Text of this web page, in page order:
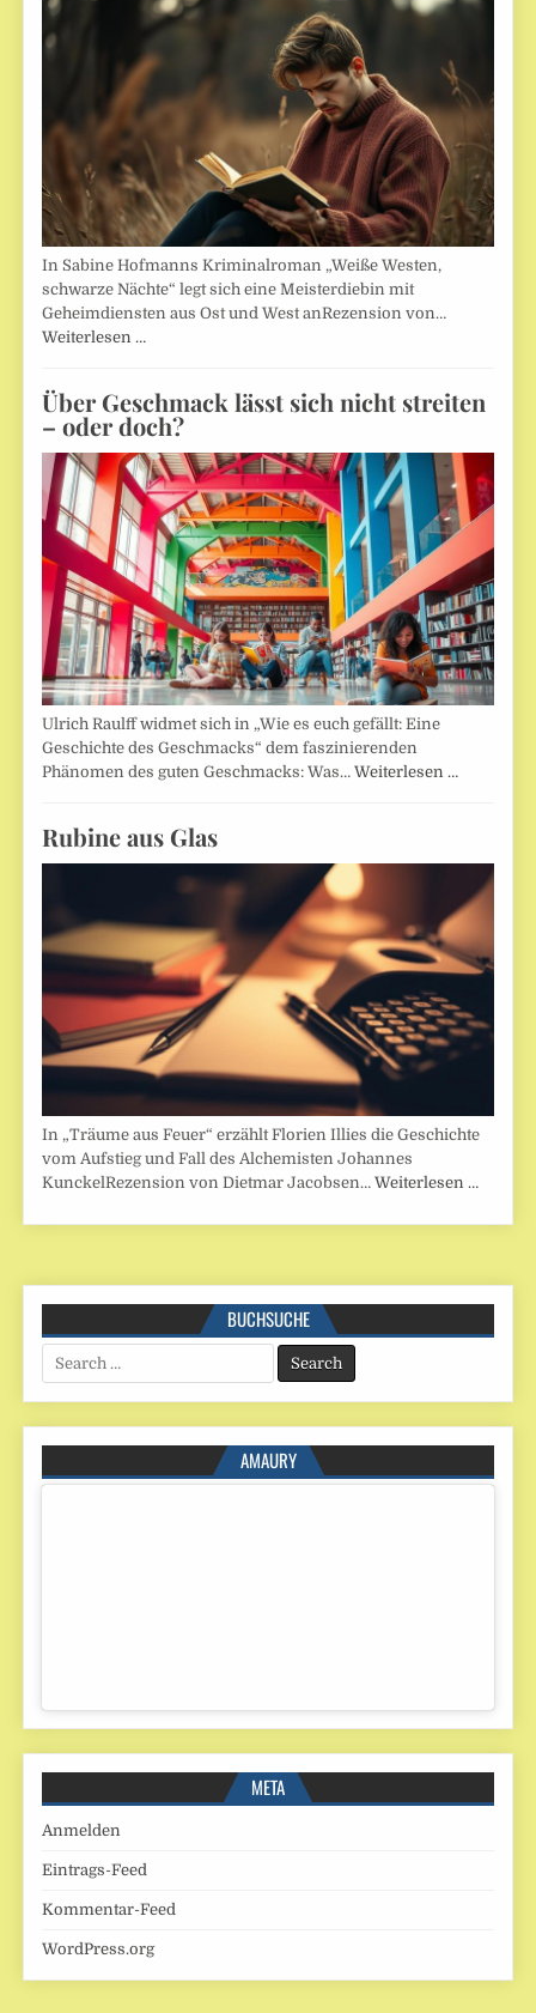
In Sabine Hofmanns Kriminalroman „Weiße Westen,
schwarze Nächte“ legt sich eine Meisterdiebin mit
Geheimdiensten aus Ost und West anRezension von…
Weiterlesen …
Über Geschmack lässt sich nicht streiten
– oder doch?
Ulrich Raulff widmet sich in „Wie es euch gefällt: Eine
Geschichte des Geschmacks“ dem faszinierenden
Phänomen des guten Geschmacks: Was…Weiterlesen …
Rubine aus Glas
In „Träume aus Feuer“ erzählt Florien Illies die Geschichte
vom Aufstieg und Fall des Alchemisten Johannes
KunckelRezension von Dietmar Jacobsen…Weiterlesen …
BUCHSUCHE
Search
for:
AMAURY
META
Anmelden
Eintrags-Feed
Kommentar-Feed
WordPress.org